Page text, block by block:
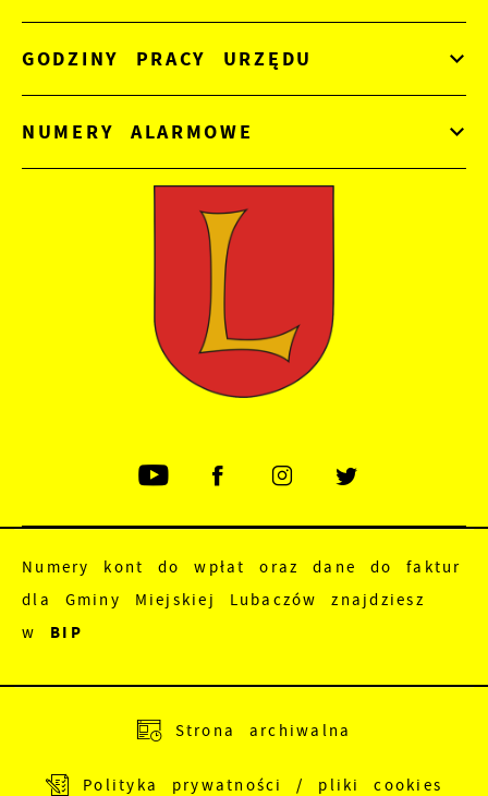
GODZINY PRACY URZĘDU
NUMERY ALARMOWE
Numery kont do wpłat oraz dane do faktur
dla Gminy Miejskiej Lubaczów znajdziesz
w BIP
Strona archiwalna
Polityka prywatności / pliki cookies